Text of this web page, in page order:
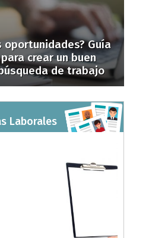
oportunidades? Guía
crear un buen
de trabajo
Laborales